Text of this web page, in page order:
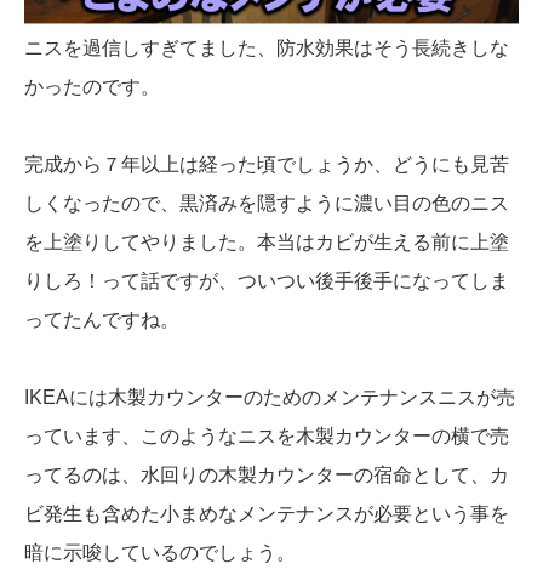
ニスを過信しすぎてました、防水効果はそう長続きしな
かったのです。
完成から７年以上は経った頃でしょうか、どうにも見苦
しくなったので、黒済みを隠すように濃い目の色のニス
を上塗りしてやりました。本当はカビが生える前に上塗
りしろ！って話ですが、ついつい後手後手になってしま
ってたんですね。
IKEAには木製カウンターのためのメンテナンスニスが売
っています、このようなニスを木製カウンターの横で売
ってるのは、水回りの木製カウンターの宿命として、カ
ビ発生も含めた小まめなメンテナンスが必要という事を
暗に示唆しているのでしょう。